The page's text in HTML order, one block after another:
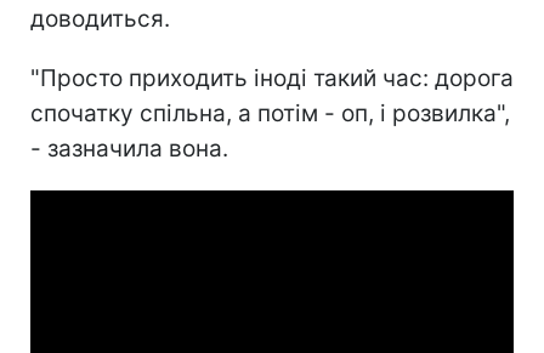
доводиться.
"Просто приходить іноді такий час: дорога
спочатку спільна, а потім - оп, і розвилка",
- зазначила вона.